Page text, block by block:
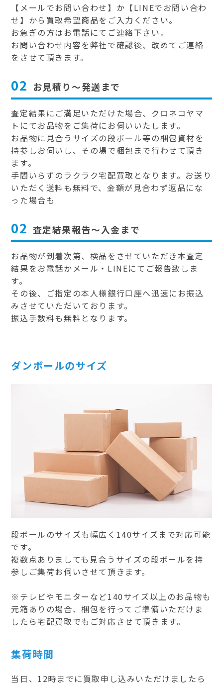
【メールでお問い合わせ】か【LINEでお問い合わ
せ】から買取希望商品をご入力ください。
お急ぎの方はお電話にてご連絡下さい。
お問い合わせ内容を弊社で確認後、改めてご連絡
をさせて頂きます。
02 お見積り～発送まで
査定結果にご満足いただけた場合、クロネコヤマ
トにてお品物をご集荷にお伺いいたします。
お品物に見合うサイズの段ボール等の梱包資材を
持参しお伺いし、その場で梱包まで行わせて頂き
ます。
手間いらずのラクラク宅配買取となります。お送り
いただく送料も無料で、金額が見合わず返品にな
った場合も
02 査定結果報告～入金まで
お品物が到着次第、検品をさせていただき本査定
結果をお電話かメール・LINEにてご報告致しま
す。
その後、ご指定の本人様銀行口座へ迅速にお振込
みさせていただいております。
振込手数料も無料となります。
ダンボールのサイズ
段ボールのサイズも幅広く140サイズまで対応可能
です。
複数点ありましても見合うサイズの段ボールを持
参しご集荷お伺いさせて頂きます。
※テレビやモニターなど140サイズ以上のお品物も
元箱ありの場合、梱包を行ってご準備いただけま
したら宅配買取でもご対応させて頂きます。
集荷時間
当日、12時までに買取申し込みいただけましたら